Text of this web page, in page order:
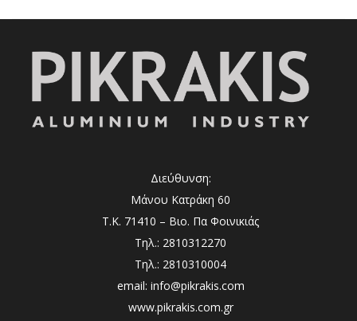
Διεύθυνση:
Μάνου Κατράκη 60
Τ.Κ. 71410 – Βιο. Πα Φοινικιάς
Τηλ.: 2810312270
Τηλ.: 2810310004
email: info@pikrakis.com
www.pikrakis.com.gr